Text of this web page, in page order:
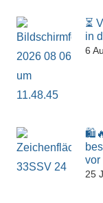
⏳
in
6
vor
25